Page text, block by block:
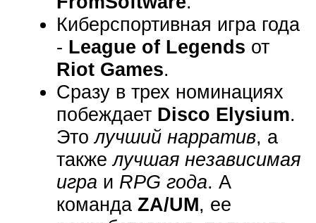
Киберспортивная игра года
- League of Legends от
Riot Games.
Сразу в трех номинациях
побеждает Disco Elysium.
Этолучший нарратив, а
такжелучшая независимая
игра и RPG года. А
команда ZA/UM, ее